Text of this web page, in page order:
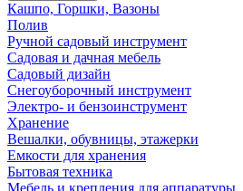
Кашпо, Горшки, Вазоны
Полив
Ручной садовый инструмент
Садовая и дачная мебель
Садовый дизайн
Снегоуборочный инструмент
Электро- и бензоинструмент
Хранение
Вешалки, обувницы, этажерки
Емкости для хранения
Бытовая техника
Мебель и крепления для аппаратуры